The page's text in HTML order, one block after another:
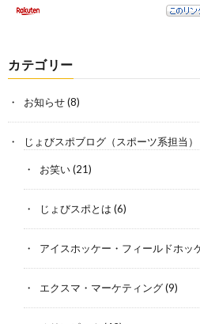
カテゴリー
お知らせ(8)
じょびスポブログ（スポーツ系担当）
お笑い(21)
じょびスポとは (6)
アイスホッケー・フィールドホッ
エクスマ・マーケティング(9)